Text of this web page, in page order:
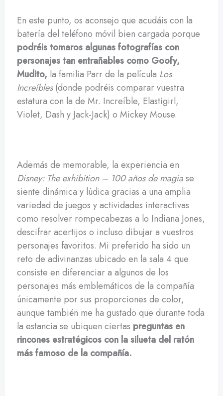
En este punto, os aconsejo que acudáis con la
batería del teléfono móvil bien cargada porque
podréis tomaros algunas fotografías con
personajes tan entrañables como Goofy,
Mudito, la familia Parr de la película Los
Increíbles(donde podréis comparar vuestra
estatura con la de Mr. Increíble, Elastigirl,
Violet, Dash y Jack-Jack) o Mickey Mouse.
Además de memorable, la experiencia en
Disney: The exhibition – 100 años de magiase
siente dinámica y lúdica gracias a una amplia
variedad de juegos y actividades interactivas
como resolver rompecabezas a lo Indiana Jones,
descifrar acertijos o incluso dibujar a vuestros
personajes favoritos. Mi preferido ha sido un
reto de adivinanzas ubicado en la sala 4 que
consiste en diferenciar a algunos de los
personajes más emblemáticos de la compañía
únicamente por sus proporciones de color,
aunque también me ha gustado que durante toda
la estancia se ubiquen ciertas preguntas en
rincones estratégicos con la silueta del ratón
más famoso de la compañía.